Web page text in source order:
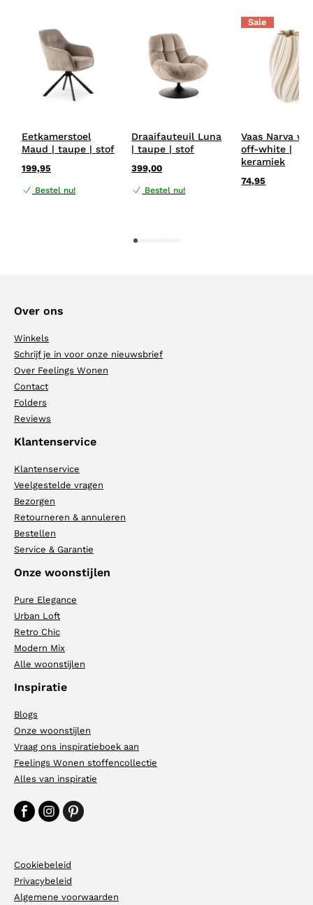
Eetkamerstoel
Maud | taupe | stof
199,95
Bestel nu!
Draaifauteuil Luna
| taupe | stof
399,00
Bestel nu!
Sale
Vaas Narva
off-white |
keramiek
74,95
1
Over ons
Winkels
Schrijf je in voor onze nieuwsbrief
Over Feelings Wonen
Contact
Folders
Reviews
Klantenservice
Klantenservice
Veelgestelde vragen
Bezorgen
Retourneren & annuleren
Bestellen
Service & Garantie
Onze woonstijlen
Pure Elegance
Urban Loft
Retro Chic
Modern Mix
Alle woonstijlen
Inspiratie
Blogs
Onze woonstijlen
Vraag ons inspiratieboek aan
Feelings Wonen stoffencollectie
Alles van inspiratie
Cookiebeleid
Privacybeleid
Algemene voorwaarden